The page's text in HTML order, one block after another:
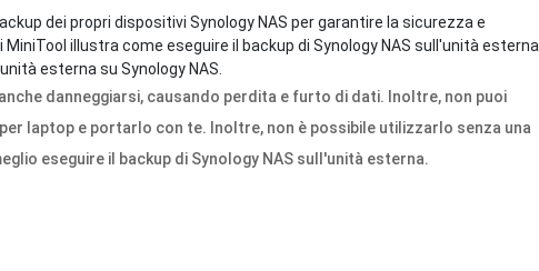
dei propri dispositivi Synology NAS per garantire la sicurezza e
illustra come eseguire il backup di Synology NAS sull'unità esterna.
esterna su Synology NAS.
danneggiarsi, causando perdita e furto di dati. Inoltre, non puoi
laptop e portarlo con te. Inoltre, non è possibile utilizzarlo senza una
eseguire il backup di Synology NAS sull'unità esterna.